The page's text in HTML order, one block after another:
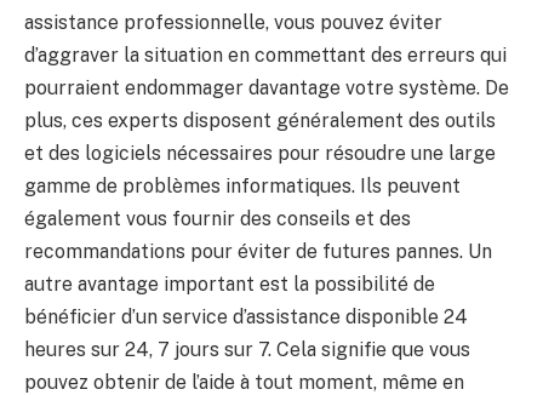
assistance professionnelle, vous pouvez éviter
d’aggraver la situation en commettant des erreurs qui
pourraient endommager davantage votre système. De
plus, ces experts disposent généralement des outils
et des logiciels nécessaires pour résoudre une large
gamme de problèmes informatiques. Ils peuvent
également vous fournir des conseils et des
recommandations pour éviter de futures pannes. Un
autre avantage important est la possibilité de
bénéficier d’un service d’assistance disponible 24
heures sur 24, 7 jours sur 7. Cela signifie que vous
pouvez obtenir de l’aide à tout moment, même en